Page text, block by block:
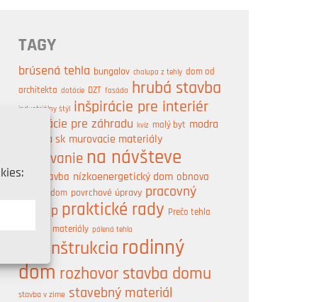
TAGY
brúsená tehla bungalov chalupa z tehly dom od
architekta dotácie DZT fasáda hrubá stavba
industriálny štýl inšpirácie pre interiér
inšpirácie pre záhradu kvíz malý byt modra
strecha sk murovacie materiály
murovanie na návšteve
novostavba nízkoenergetický dom obnova
pasívny dom povrchové úpravy pracovný
postup praktické rady Prečo tehla
prírodné materiály pálená tehla
rekonštrukcia rodinný
dom rozhovor stavba domu
stavba v zime stavebný materiál